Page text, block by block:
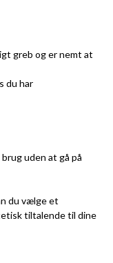
greb og er nemt at
du har
uden at gå på
du vælge et
tiltalende til dine